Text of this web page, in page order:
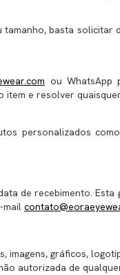
basta
ou WhatsApp
e resolver
personalizados
de recebimento.
mail
gráficos,
autorizada de